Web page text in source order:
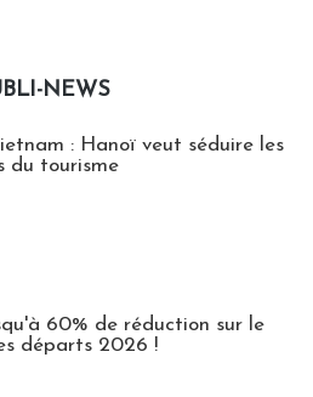
NEWS
: Hanoï veut séduire les
du tourisme
60% de réduction sur le
départs 2026 !